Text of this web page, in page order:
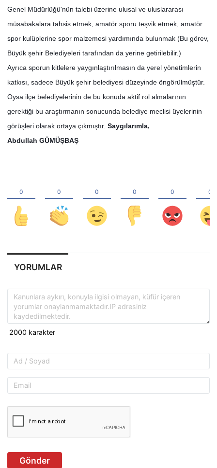
Genel Müdürlüğü'nün talebi üzerine ulusal ve uluslararası
müsabakalara tahsis etmek, amatör sporu teşvik etmek, amatör
spor kulüplerine spor malzemesi yardımında bulunmak (Bu görev,
Büyük şehir Belediyeleri tarafından da yerine getirilebilir.)
Ayrıca sporun kitlelere yaygınlaştırılmasın da yerel yönetimlerin
katkısı, sadece Büyük şehir belediyesi düzeyinde öngörülmüştür.
Oysa ilçe belediyelerinin de bu konuda aktif rol almalarının
gerektiği bu araştırmanın sonucunda belediye meclisi üyelerinin
görüşleri olarak ortaya çıkmıştır. Saygılarımla,
Abdullah GÜMÜŞBAŞ
YORUMLAR
Gönder